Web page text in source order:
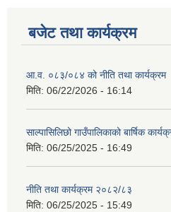
बजेट तथा कार्यक्रम
आ.व. ०८३/०८४ को नीति तथा कार्यक्रम
मिति: 06/22/2026 - 16:14
साल्पासिलिछो गाउँपालिकाको बार्षिक
मिति: 06/25/2025 - 16:49
नीति तथा कार्यक्रम २०८२/८३
मिति: 06/25/2025 - 15:49